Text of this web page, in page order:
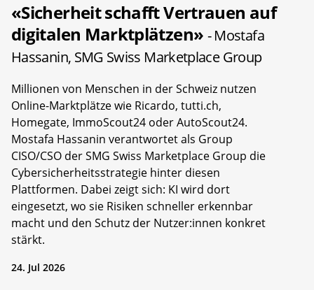
«Sicherheit schafft Vertrauen auf
digitalen Marktplätzen» - Mostafa
Hassanin, SMG Swiss Marketplace Group
Millionen von Menschen in der Schweiz nutzen
Online-Marktplätze wie Ricardo, tutti.ch,
Homegate, ImmoScout24 oder AutoScout24.
Mostafa Hassanin verantwortet als Group
CISO/CSO der SMG Swiss Marketplace Group die
Cybersicherheitsstrategie hinter diesen
Plattformen. Dabei zeigt sich: KI wird dort
eingesetzt, wo sie Risiken schneller erkennbar
macht und den Schutz der Nutzer:innen konkret
stärkt.
24. Jul 2026